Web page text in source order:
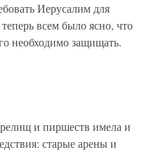
Иерусалим для
всем было ясно, что
необходимо защищать.
и пиршеств имела и
старые арены и